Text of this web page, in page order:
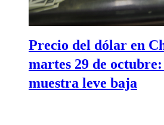
Precio del dólar en
martes 29 de
muestra leve baja